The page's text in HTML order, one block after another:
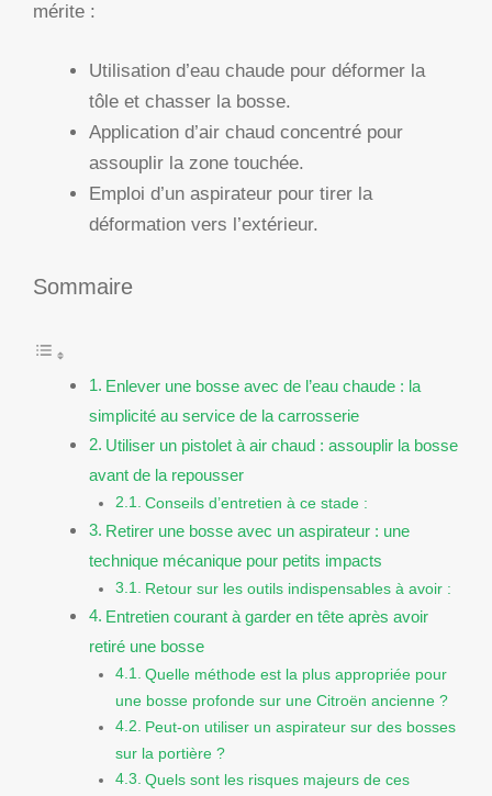
mérite :
Utilisation d’eau chaude pour déformer la
tôle et chasser la bosse.
Application d’air chaud concentré pour
assouplir la zone touchée.
Emploi d’un aspirateur pour tirer la
déformation vers l’extérieur.
Sommaire
Enlever une bosse avec de l’eau chaude : la
simplicité au service de la carrosserie
Utiliser un pistolet à air chaud : assouplir la bosse
avant de la repousser
Conseils d’entretien à ce stade :
Retirer une bosse avec un aspirateur : une
technique mécanique pour petits impacts
Retour sur les outils indispensables à avoir :
Entretien courant à garder en tête après avoir
retiré une bosse
Quelle méthode est la plus appropriée pour
une bosse profonde sur une Citroën ancienne ?
Peut-on utiliser un aspirateur sur des bosses
sur la portière ?
Quels sont les risques majeurs de ces